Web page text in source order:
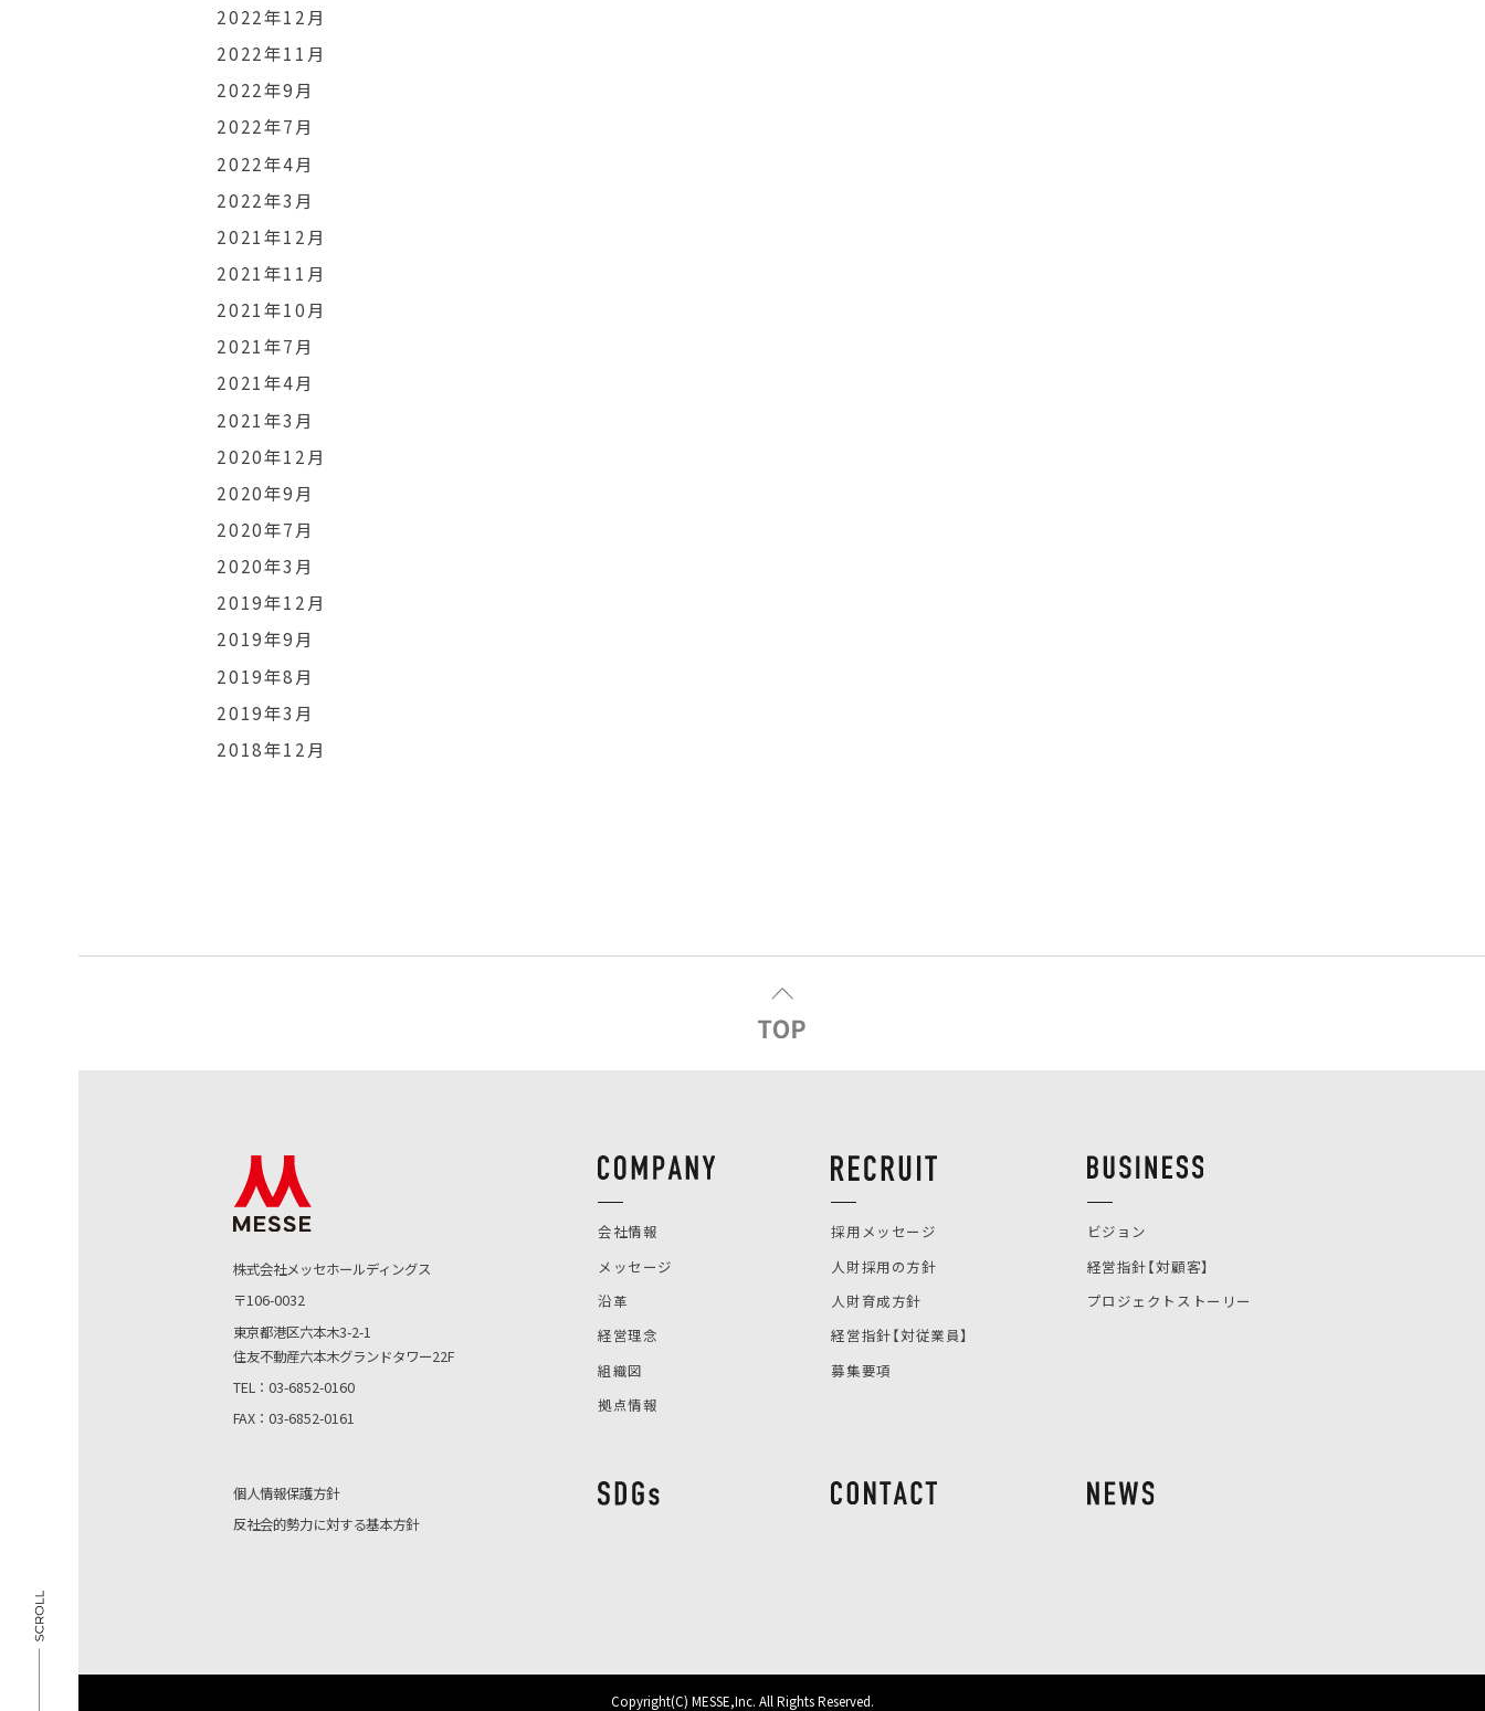
2022年12月
2022年11月
2022年9月
2022年7月
2022年4月
2022年3月
2021年12月
2021年11月
2021年10月
2021年7月
2021年4月
2021年3月
2020年12月
2020年9月
2020年7月
2020年3月
2019年12月
2019年9月
2019年8月
2019年3月
2018年12月
株式会社メッセホールディングス
〒106-0032
東京都港区六本木3-2-1
住友不動産六本木グランドタワー22F
TEL：03-6852-0160
FAX：03-6852-0161
個人情報保護方針
反社会的勢力に対する基本方針
会社情報
メッセージ
沿革
経営理念
組織図
拠点情報
採用メッセージ
人財採用の方針
人財育成方針
経営指針【対従業員】
募集要項
ビジョン
経営指針【対顧客】
プロジェクトストーリー
Copyright(C) MESSE,Inc. All Rights Reserved.